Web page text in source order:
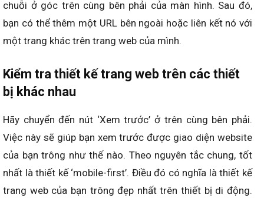
chuỗi ở góc trên cùng bên phải của màn hình. Sau đó,
bạn có thể thêm một URL bên ngoài hoặc liên kết nó với
một trang khác trên trang web của mình.
Kiểm tra thiết kế trang web trên các thiết
bị khác nhau
Hãy chuyển đến nút ‘Xem trước’ ở trên cùng bên phải.
Việc này sẽ giúp bạn xem trước được giao diện website
của bạn trông như thế nào. Theo nguyên tắc chung, tốt
nhất là thiết kế ‘mobile-first’. Điều đó có nghĩa là thiết kế
trang web của bạn trông đẹp nhất trên thiết bị di động.